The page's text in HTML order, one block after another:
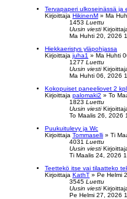
Tervapaperi ulkoseinässä ja
Kirjoittaja HikinenM » Ma
1453 Luettu
Uusin viesti
Ma Huhti 20, 2026
Hiekkaeristys yläpohjassa
Kirjoittaja juha1 » Ma Huhti
1277 Luettu
Uusin viesti
Ma Huhti 06, 2026
Kokopuiset paneeliovet 2
Kirjoittaja palomaki2 » To
1823 Luettu
Uusin viesti
To Maalis 26, 2026
Puukuitulevy ja Wc
Kirjoittaja Tommaselli » Ti
4031 Luettu
Uusin viesti
Ti Maalis 24, 2026
Teettekö itse vai tilaatteko
Kirjoittaja KathT » Pe Helmi
3545 Luettu
Uusin viesti
Pe Helmi 27, 2026